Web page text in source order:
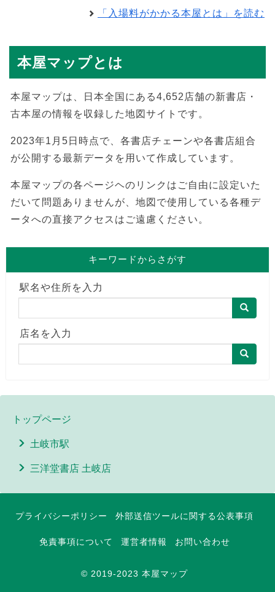
「入場料がかかる本屋とは」を読む
本屋マップとは
本屋マップは、日本全国にある4,652店舗の新書店・
古本屋の情報を収録した地図サイトです。
2023年1月5日時点で、各書店チェーンや各書店組合
が公開する最新データを用いて作成しています。
本屋マップの各ページヘのリンクはご自由に設定いた
だいて問題ありませんが、地図で使用している各種デ
ータへの直接アクセスはご遠慮ください。
キーワードからさがす
駅名や住所を入力
店名を入力
トップページ
土岐市駅
三洋堂書店 土岐店
プライバシーポリシー 外部送信ツールに関する公表事項
免責事項について 運営者情報 お問い合わせ
© 2019-2023 本屋マップ